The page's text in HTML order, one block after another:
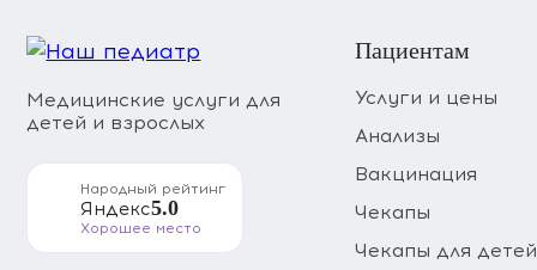
Медицинские услуги для
детей и взрослых
Народный рейтинг
Яндекс5.0
Хорошее место
Пациентам
Услуги и цены
Анализы
Вакцинация
Чекапы
Чекапы для детей